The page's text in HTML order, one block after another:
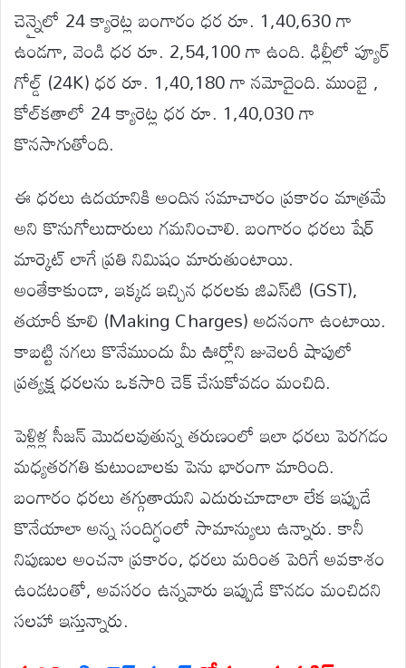
చెన్నైలో 24 క్యారెట్ల బంగారం ధర రూ. 1,40,630 గా
ఉండగా, వెండి ధర రూ. 2,54,100 గా ఉంది. ఢిల్లీలో ప్యూర్
గోల్డ్ (24K) ధర రూ. 1,40,180 గా నమోదైంది. ముంబై ,
కోల్‌కతాలో 24 క్యారెట్ల ధర రూ. 1,40,030 గా
కొనసాగుతోంది.
ఈ ధరలు ఉదయానికి అందిన సమాచారం ప్రకారం మాత్రమే
అని కొనుగోలుదారులు గమనించాలి. బంగారం ధరలు షేర్
మార్కెట్ లాగే ప్రతి నిమిషం మారుతుంటాయి.
అంతేకాకుండా, ఇక్కడ ఇచ్చిన ధరలకు జిఎస్‌టి (GST),
తయారీ కూలి (Making Charges) అదనంగా ఉంటాయి.
కాబట్టి నగలు కొనేముందు మీ ఊర్లోని జువెలరీ షాపులో
ప్రత్యక్ష ధరలను ఒకసారి చెక్ చేసుకోవడం మంచిది.
పెళ్లిళ్ల సీజన్ మొదలవుతున్న తరుణంలో ఇలా ధరలు పెరగడం
మధ్యతరగతి కుటుంబాలకు పెను భారంగా మారింది.
బంగారం ధరలు తగ్గుతాయని ఎదురుచూడాలా లేక ఇప్పుడే
కొనేయాలా అన్న సందిగ్ధంలో సామాన్యులు ఉన్నారు. కానీ
నిపుణుల అంచనా ప్రకారం, ధరలు మరింత పెరిగే అవకాశం
ఉండటంతో, అవసరం ఉన్నవారు ఇప్పుడే కొనడం మంచిదని
సలహా ఇస్తున్నారు.